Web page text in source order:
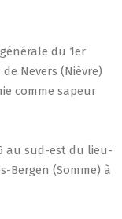
du 1er
Nevers (Nièvre)
comme sapeur
au sud-est du lieu-
Bergen (Somme) à